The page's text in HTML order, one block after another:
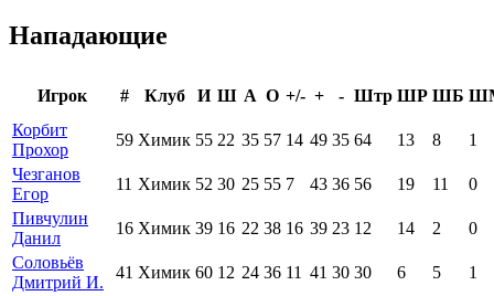
Нападающие
Игрок # Клуб И Ш А О +/- + - Штр ШР ШБ
Корбит
Прохор
59 Химик 55 22 35 57 14 49 35 64 13 8
1
Чезганов
Егор
11 Химик 52 30 25 55 7 43 36 56 19 11
0
Пивчулин
Данил
16 Химик 39 16 22 38 16 39 23 12 14 2
0
Соловьёв
Дмитрий И.
41 Химик 60 12 24 36 11 41 30 30 6 5
1